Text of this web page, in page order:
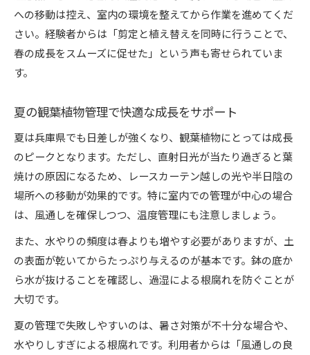
への移動は控え、室内の環境を整えてから作業を進めてくだ
さい。経験者からは「剪定と植え替えを同時に行うことで、
春の成長をスムーズに促せた」という声も寄せられていま
す。
夏の観葉植物管理で快適な成長をサポート
夏は兵庫県でも日差しが強くなり、観葉植物にとっては成長
のピークとなります。ただし、直射日光が当たり過ぎると葉
焼けの原因になるため、レースカーテン越しの光や半日陰の
場所への移動が効果的です。特に室内での管理が中心の場合
は、風通しを確保しつつ、温度管理にも注意しましょう。
また、水やりの頻度は春よりも増やす必要がありますが、土
の表面が乾いてからたっぷり与えるのが基本です。鉢の底か
ら水が抜けることを確認し、過湿による根腐れを防ぐことが
大切です。
夏の管理で失敗しやすいのは、暑さ対策が不十分な場合や、
水やりしすぎによる根腐れです。利用者からは「風通しの良